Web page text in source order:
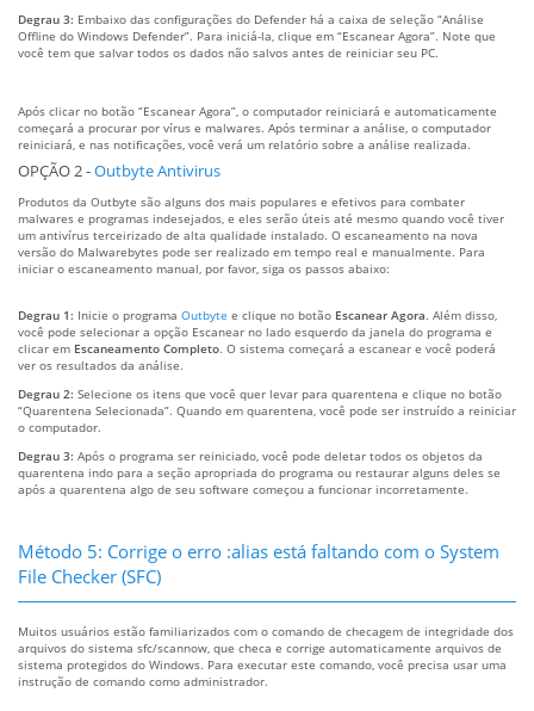
Degrau 3: Embaixo das configurações do Defender há a caixa de seleção “Análise
Offline do Windows Defender”. Para iniciá-la, clique em “Escanear Agora”. Note que
você tem que salvar todos os dados não salvos antes de reiniciar seu PC.
Após clicar no botão “Escanear Agora”, o computador reiniciará e automaticamente
começará a procurar por vírus e malwares. Após terminar a análise, o computador
reiniciará, e nas notificações, você verá um relatório sobre a análise realizada.
OPÇÃO 2 -Outbyte Antivirus
Produtos da Outbyte são alguns dos mais populares e efetivos para combater
malwares e programas indesejados, e eles serão úteis até mesmo quando você tiver
um antivírus terceirizado de alta qualidade instalado. O escaneamento na nova
versão do Malwarebytes pode ser realizado em tempo real e manualmente. Para
iniciar o escaneamento manual, por favor, siga os passos abaixo:
Degrau 1: Inicie o programa Outbyte e clique no botão Escanear Agora. Além disso,
você pode selecionar a opção Escanear no lado esquerdo da janela do programa e
clicar em Escaneamento Completo. O sistema começará a escanear e você poderá
ver os resultados da análise.
Degrau 2: Selecione os itens que você quer levar para quarentena e clique no botão
“Quarentena Selecionada”. Quando em quarentena, você pode ser instruído a reiniciar
o computador.
Degrau 3: Após o programa ser reiniciado, você pode deletar todos os objetos da
quarentena indo para a seção apropriada do programa ou restaurar alguns deles se
após a quarentena algo de seu software começou a funcionar incorretamente.
Método 5: Corrige o erro :alias está faltando com o System
File Checker (SFC)
Muitos usuários estão familiarizados com o comando de checagem de integridade dos
arquivos do sistema sfc/scannow, que checa e corrige automaticamente arquivos de
sistema protegidos do Windows. Para executar este comando, você precisa usar uma
instrução de comando como administrador.